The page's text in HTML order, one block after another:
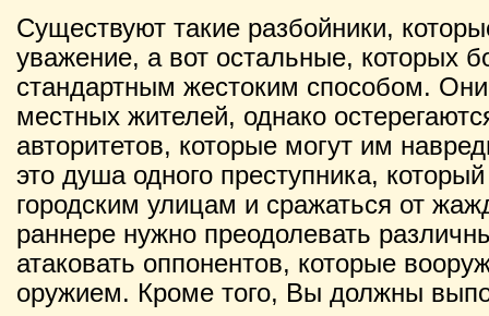
Существуют такие разбойники,
уважение, а вот остальные, которых
стандартным жестоким способом.
местных жителей, однако
авторитетов, которые могут им
это душа одного преступника,
городским улицам и сражаться от
раннере нужно преодолевать
атаковать оппонентов, которые
оружием. Кроме того, Вы должны